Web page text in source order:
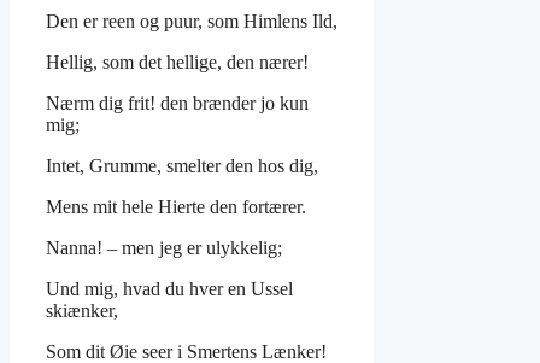
Den er reen og puur, som Himlens Ild,
Hellig, som det hellige, den nærer!
Nærm dig frit! den brænder jo kun
mig;
Intet, Grumme, smelter den hos dig,
Mens mit hele Hierte den fortærer.
Nanna! – men jeg er ulykkelig;
Und mig, hvad du hver en Ussel
skiænker,
Som dit Øie seer i Smertens Lænker!